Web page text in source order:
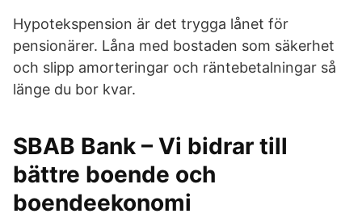
Hypotekspension är det trygga lånet för
pensionärer. Låna med bostaden som säkerhet
och slipp amorteringar och räntebetalningar så
länge du bor kvar.
SBAB Bank – Vi bidrar till
bättre boende och
boendeekonomi